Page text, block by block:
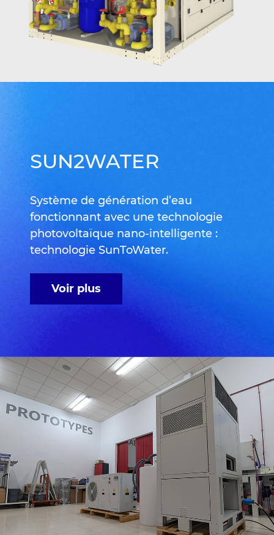
SUN2WATER
Système de génération d’eau
fonctionnant avec une technologie
photovoltaïque nano-intelligente :
technologie SunToWater.
Voir plus